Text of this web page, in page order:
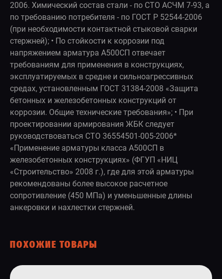
2006. Химический состав стали - по СТО АСЧМ 7-93, а
по требованию потребителя - по ГОСТ Р 52544-2006
(при необходимости контактной стыковой сварки
стержней); • По стойкости к коррозии под
напряжением арматура А500СП отвечает
требованиям для применения в конструкциях,
эксплуатируемых в средне и сильноагрессивных
средах, установленным ГОСТ 31384-2008 «Защита
бетонных и железобетонных конструкций от
коррозии. Общие технические требования»; • При
проектировании армирования ЖБК следует
руководствоваться СТО 36554501-005-2006*
«Применение арматуры класса А500СП в
железобетонных конструкциях» (ФГУП «НИЦ
«Строительство» 2008 г.), где для этой арматуры
рекомендованы более высокое расчетное
сопротивление (450 МПа) и уменьшенные длины
анкеровки и нахлестки стержней.
ПОХОЖИЕ ТОВАРЫ